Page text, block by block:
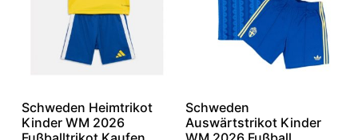
Schweden Heimtrikot
Kinder WM 2026
Schweden
Auswärtstrikot Kinder